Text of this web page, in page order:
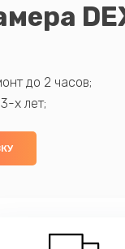
до 2 часов;
х лет;